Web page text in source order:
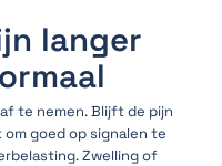
langer
te nemen. Blijft de pijn
om goed op signalen te
Zwelling of